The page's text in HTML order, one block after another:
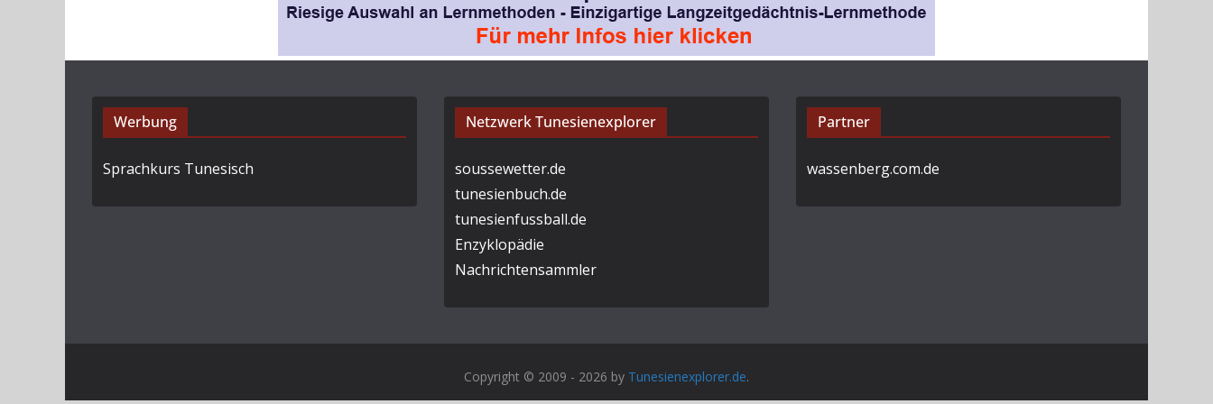
Werbung
Sprachkurs Tunesisch
Netzwerk Tunesienexplorer
soussewetter.de
tunesienbuch.de
tunesienfussball.de
Enzyklopädie
Nachrichtensammler
Partner
wassenberg.com.de
Copyright © 2009 - 2026 by Tunesienexplorer.de.